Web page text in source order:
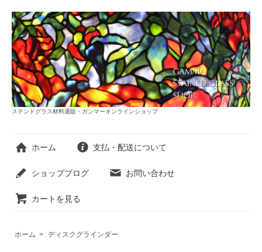
ステンドグラス材料通販・ガンマーオンラインショップ
ホーム 支払・配送について
ショップブログ お問い合わせ
カートを見る
ホーム > ディスクグラインダー